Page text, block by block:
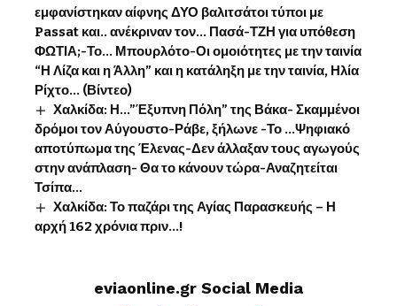
εμφανίστηκαν αίφνης ΔΥΟ βαλιτσάτοι τύποι με
Passat και.. ανέκριναν τον… Πασά-ΤΖΗ για υπόθεση
ΦΩΤΙΑ;-Το… Μπουρλότο-Οι ομοιότητες με την ταινία
“Η Λίζα και η Άλλη” και η κατάληξη με την ταινία, Ηλία
Ρίχτο… (Βίντεο)
Χαλκίδα: Η…”Έξυπνη Πόλη” της Βάκα- Σκαμμένοι
δρόμοι τον Αύγουστο-Ράβε, ξήλωνε -Το …Ψηφιακό
αποτύπωμα της Έλενας-Δεν άλλαξαν τους αγωγούς
στην ανάπλαση- Θα το κάνουν τώρα-Αναζητείται
Τσίπα…
Χαλκίδα: Το παζάρι της Αγίας Παρασκευής – Η
αρχή 162 χρόνια πριν…!
eviaonline.gr Social Media